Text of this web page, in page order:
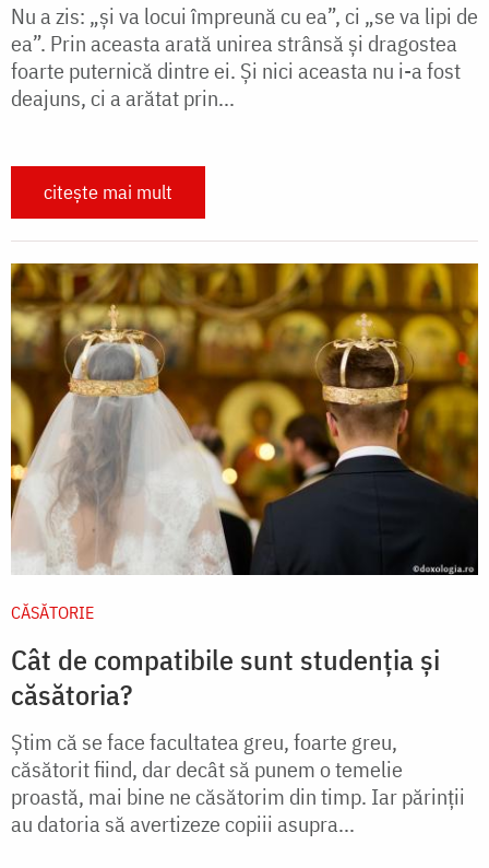
Nu a zis: „și va locui împreună cu ea”, ci „se va lipi de
ea”. Prin aceasta arată unirea strânsă și dragostea
foarte puternică dintre ei. Și nici aceasta nu i-a fost
deajuns, ci a arătat prin...
citește mai mult
CĂSĂTORIE
Cât de compatibile sunt studenția și
căsătoria?
Ştim că se face facultatea greu, foarte greu,
căsătorit fiind, dar decât să punem o temelie
proastă, mai bine ne căsătorim din timp. Iar părinţii
au datoria să avertizeze copiii asupra...